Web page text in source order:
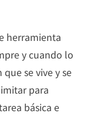
herramienta
y cuando lo
se vive y se
para
básica e